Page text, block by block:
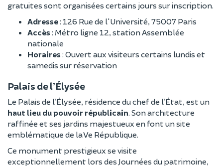
gratuites sont organisées certains jours sur inscription.
Adresse: 126 Rue de l'Université, 75007 Paris
Accès: Métro ligne 12, station Assemblée
nationale
Horaires: Ouvert aux visiteurs certains lundis et
samedis sur réservation
Palais de l’Élysée
Le Palais de l’Élysée, résidence du chef de l’État, est un
haut lieu du pouvoir républicain. Son architecture
raffinée et ses jardins majestueux en font un site
emblématique de la Ve République.
Ce monument prestigieux se visite
exceptionnellement lors des Journées du patrimoine,